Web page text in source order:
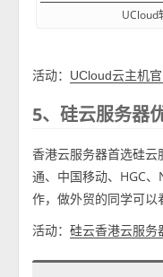
UCloud
活动： UCloud云主机
5、硅云服务器
香港云服务器首选硅
通、中国移动、HGC
作，做外贸的同学可以
活动：硅云香港云服务